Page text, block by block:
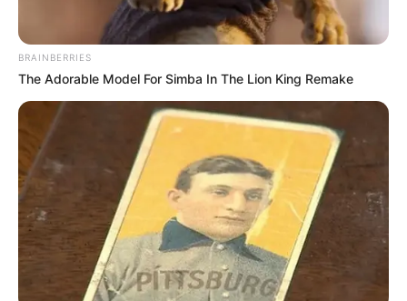
BRAINBERRIES
The Adorable Model For Simba In The Lion King Remake